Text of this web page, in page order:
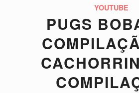
YOUTUBE
PUGS